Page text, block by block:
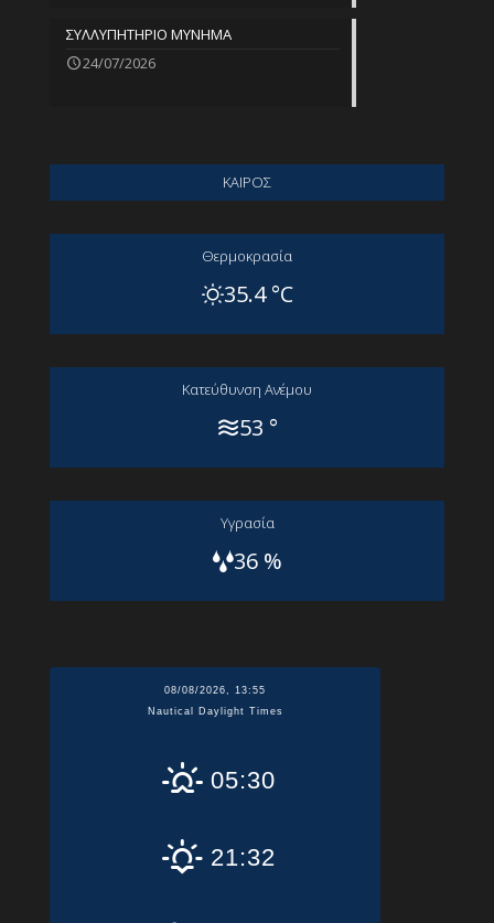
ΣΥΛΛΥΠΗΤΗΡΙΟ ΜΥΝΗΜΑ
24/07/2026
ΚΑΙΡΟΣ
Θερμοκρασία
35.4 °C
Kατεύθυνση Aνέμου
53 °
Yγρασία
36 %
08/08/2026, 13:55
Nautical Daylight Times
05:30
21:32